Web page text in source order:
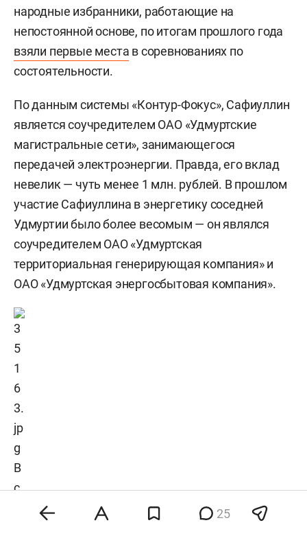
народные избранники, работающие на
непостоянной основе, по итогам прошлого года
взяли первые места в соревнованиях по
состоятельности.
По данным системы «Контур-Фокус», Сафиуллин
является соучредителем ОАО «Удмуртские
магистральные сети», занимающегося
передачей электроэнергии. Правда, его вклад
невелик — чуть менее 1 млн. рублей. В прошлом
участие Сафиуллина в энергетику соседней
Удмуртии было более весомым — он являлся
соучредителем ОАО «Удмуртская
территориальная генерирующая компания» и
ОАО «Удмуртская энергосбытовая компания».
В
с
25